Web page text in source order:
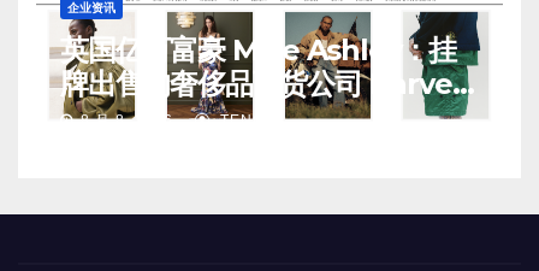
企业资讯
英国亿万富豪 Mike Ashley：挂
牌出售的奢侈品百货公司 Harvey
Nichols 正陷入“死亡螺旋”
8 月 8, 2026 TENG